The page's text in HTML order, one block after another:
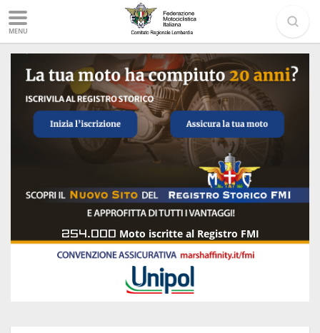
MENU
254.000 Moto iscritte al Registro FMI